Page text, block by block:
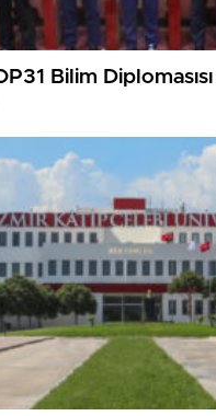
Bilim